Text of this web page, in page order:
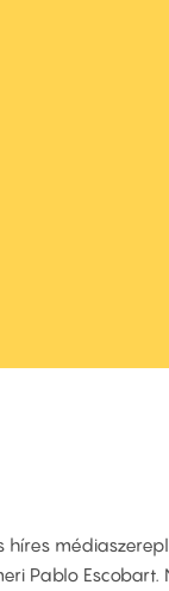
híres
Pablo